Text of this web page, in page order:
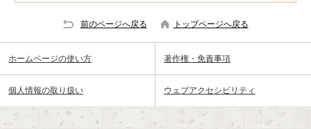
前のページへ戻る トップページへ戻る
ホームページの使い方 著作権・免責事項
個人情報の取り扱い ウェブアクセシビリティ